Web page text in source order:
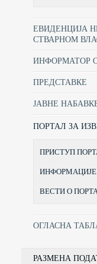
ЕВИДЕНЦИЈА
СТВАРНОМ
ИНФОРМАТОР
ПРЕДСТАВКЕ
ЈАВНЕ
ПОРТАЛ ЗА
ПРИСТУП
ВЕСТИ О
ОГЛАСНА
РАЗМЕНА